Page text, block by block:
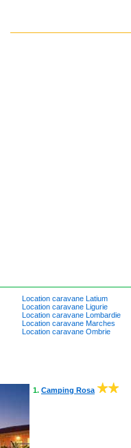
Location caravane Latium
Location caravane Ligurie
Location caravane Lombardie
Location caravane Marches
Location caravane Ombrie
1. Camping Rosa